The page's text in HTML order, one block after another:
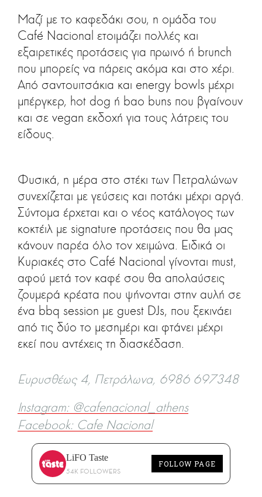
Μαζί με το καφεδάκι σου, η ομάδα του
Café Nacional ετοιμάζει πολλές και
εξαιρετικές προτάσεις για πρωινό ή brunch
που μπορείς να πάρεις ακόμα και στο χέρι.
Από σαντουιτσάκια και energy bowls μέχρι
μπέργκερ, hot dog ή bao buns που βγαίνουν
και σε vegan εκδοχή για τους λάτρεις του
είδους.
Φυσικά, η μέρα στο στέκι των Πετραλώνων
συνεχίζεται με γεύσεις και ποτάκι μέχρι αργά.
Σύντομα έρχεται και ο νέος κατάλογος των
κοκτέιλ με signature προτάσεις που θα μας
κάνουν παρέα όλο τον χειμώνα. Ειδικά οι
Κυριακές στο Café Nacional γίνονται must,
αφού μετά τον καφέ σου θα απολαύσεις
ζουμερά κρέατα που ψήνονται στην αυλή σε
ένα bbq session με guest DJs, που ξεκινάει
από τις δύο το μεσημέρι και φτάνει μέχρι
εκεί που αντέχεις τη διασκέδαση.
Ευρυσθέως 4, Πετράλωνα, 6986 697348
Instagram: @cafenacional_athens
Facebook: Cafe Nacional
LiFO Taste
54K FOLLOWERS
FOLLOW PAGE